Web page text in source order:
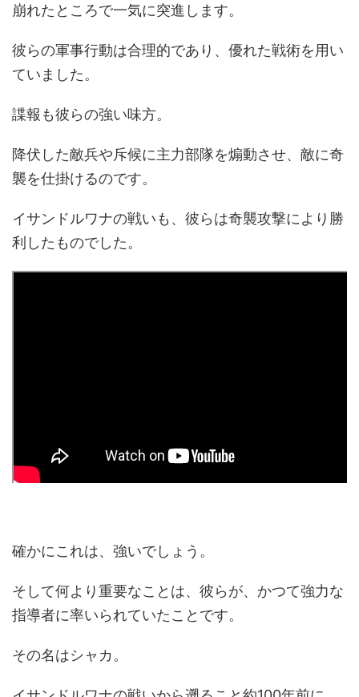
崩れたところで一気に突進します。
彼らの軍事行動は合理的であり、優れた戦術を用い
ていました。
諜報も彼らの強い味方。
降伏した敵兵や斥候に主力部隊を煽動させ、敵に奇
襲を仕掛けるのです。
イサンドルワナの戦いも、彼らは奇襲攻撃により勝
利したものでした。
確かにこれは、強いでしょう。
そして何より重要なことは、彼らが、かつて強力な
指導者に率いられていたことです。
その名はシャカ。